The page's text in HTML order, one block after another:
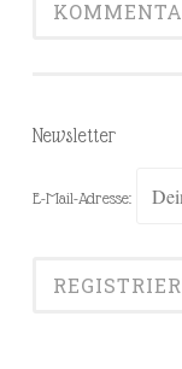
Newsletter
E-Mail-Adresse: